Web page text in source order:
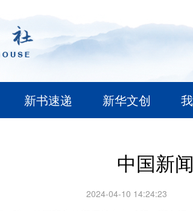
新书速递 新华文创
中国新
2024-04-10 14:24:23